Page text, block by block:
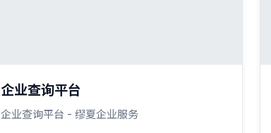
企业查询平台
企业查询平台 - 缪夏企业服务